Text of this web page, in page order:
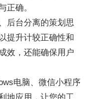
正确。
后台分离的策划思
提升计较正确性和
效，还能确保用户
电脑、微信小程序